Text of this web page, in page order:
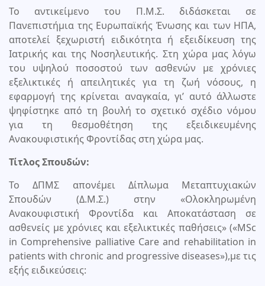
Το αντικείμενο του Π.Μ.Σ. διδάσκεται σε
Πανεπιστήμια της Ευρωπαϊκής Ένωσης και των ΗΠΑ,
αποτελεί ξεχωριστή ειδικότητα ή εξειδίκευση της
Ιατρικής και της Νοσηλευτικής. Στη χώρα μας λόγω
του υψηλού ποσοστού των ασθενών με χρόνιες
εξελικτικές ή απειλητικές για τη ζωή νόσους, η
εφαρμογή της κρίνεται αναγκαία, γι’ αυτό άλλωστε
ψηφίστηκε από τη βουλή το σχετικό σχέδιο νόμου
για τη θεσμοθέτηση της εξειδικευμένης
Ανακουφιστικής Φροντίδας στη χώρα μας.
Τίτλος Σπουδών:
Το ΔΠΜΣ απονέμει Δίπλωμα Μεταπτυχιακών
Σπουδών (Δ.Μ.Σ.) στην «Ολοκληρωμένη
Ανακουφιστική Φροντίδα και Αποκατάσταση σε
ασθενείς με χρόνιες και εξελικτικές παθήσεις» («MSc
in Comprehensive palliative Care and rehabilitation in
patients with chronic and progressive diseases»),με τις
εξής ειδικεύσεις: